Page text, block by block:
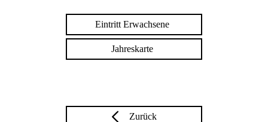
Eintritt Erwachsene
Jahreskarte
Zurück